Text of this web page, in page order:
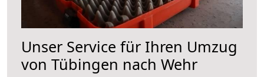
Unser Service für Ihren Umzug
von Tübingen nach Wehr